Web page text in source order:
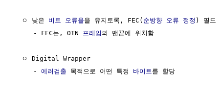
  ㅇ 낮은
비트 오류율을 유지토록, FEC( 순방향 오류 정정 ) 필드
     - FEC는, OTN
프레임 의 맨끝에 위치함
  ㅇ Digital Wrapper
     -
에러검출 목적으로 어떤 특정 바이트 를 할당